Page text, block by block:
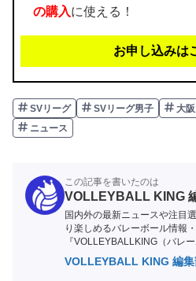
の購入に使える！
お申し込みは
SVリーグ SVリーグ男子 大
ニュース
この記事を書いたのは
VOLLEYBALL KING
国内外の最新ニュースや注目
り楽しめるバレーボール情報
『VOLLEYBALLKING（バレ
VOLLEYBALL KING 編